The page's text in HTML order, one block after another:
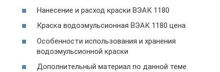
Нанесение и расход краски ВЭАК 1180
Краска водоэмульсионная ВЭАК 1180 цена
Особенности использования и хранения
водоэмульсионной краски
Дополнительный материал по данной теме